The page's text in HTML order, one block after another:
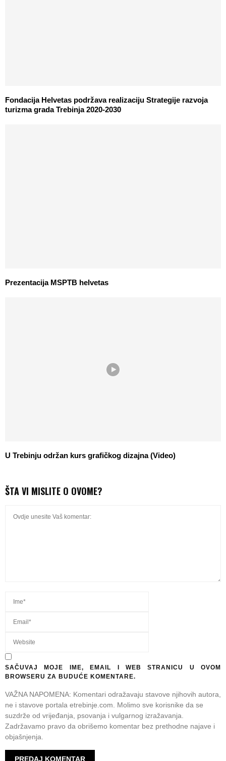
Fondacija Helvetas podržava realizaciju Strategije razvoja
turizma grada Trebinja 2020-2030
Prezentacija MSPTB helvetas
U Trebinju održan kurs grafičkog dizajna (Video)
ŠTA VI MISLITE O OVOME?
SAČUVAJ MOJE IME, EMAIL I WEB STRANICU U OVOM
BROWSERU ZA BUDUĆE KOMENTARE.
VAŽNA NAPOMENA: Komentari odražavaju stavove njihovih autora,
ne i stavove portala etrebinje.com. Molimo sve korisnike da se
suzdrže od vrijeđanja, psovanja i vulgarnog izražavanja.
Zadržavamo pravo da obrišemo komentar bez prethodne najave i
objašnjenja.